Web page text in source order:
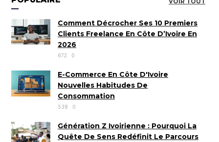
Comment Décrocher Ses 10 Premiers
Clients Freelance En Côte D’Ivoire En
2026
672 0
E-Commerce En Côte D'Ivoire
Nouvelles Habitudes De
Consommation
538 0
Génération Z Ivoirienne : Pourquoi La
Quête De Sens Redéfinit Le Parcours